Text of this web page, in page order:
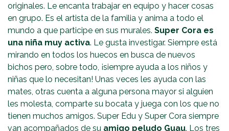
originales. Le encanta trabajar en equipo y hacer cosas
en grupo. Es el artista de la familia y anima a todo el
mundo a que participe en sus murales. Super Cora es
una niña muy activa. Le gusta investigar. Siempre está
mirando en todos los huecos en busca de nuevos
bichos pero, sobre todo, ¡siempre ayuda a los niños y
niñas que lo necesitan! Unas veces les ayuda con las
mates, otras cuenta a alguna persona mayor si alguien
les molesta, comparte su bocata y juega con los que no
tienen muchos amigos. Super Edu y Super Cora siempre
van acompañados de su amigo peludo Guau. Los tres